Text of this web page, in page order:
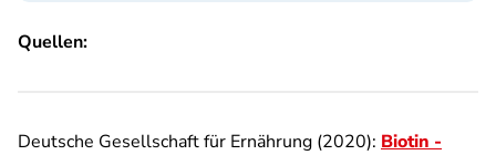
Quellen:
Deutsche Gesellschaft für Ernährung (2020): Biotin -